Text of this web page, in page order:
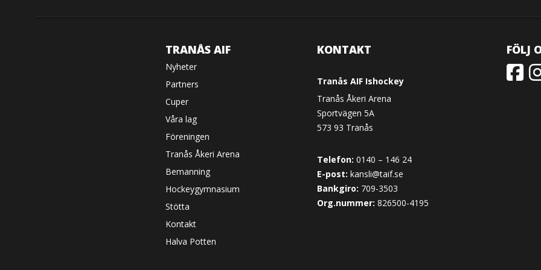
TRANÅS AIF
Nyheter
Partners
Cuper
Våra lag
Föreningen
Tranås Åkeri Arena
Bemanning
Hockeygymnasium
Stötta
Kontakt
Halva Potten
KONTAKT
Tranås AIF Ishockey
Tranås Åkeri Arena
Sportvägen 5A
573 93 Tranås
Telefon: 0140 – 146 24
E-post: kansli@taif.se
Bankgiro: 709-3503
Org.nummer: 826500-4195
FÖLJ